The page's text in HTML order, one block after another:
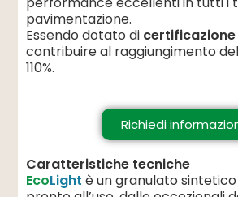
pavimentazione.
Essendo dotato di certificazione
contribuire al raggiungimento
110%.
Richiedi
Caratteristiche tecniche
EcoLight è un granulato